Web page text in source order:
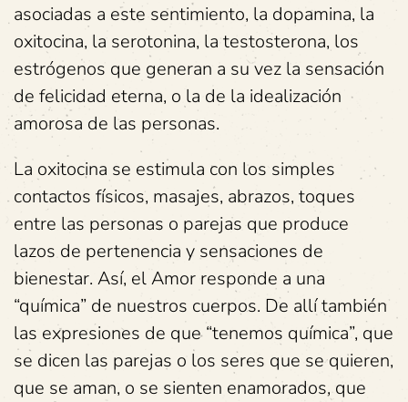
asociadas a este sentimiento, la dopamina, la
oxitocina, la serotonina, la testosterona, los
estrógenos que generan a su vez la sensación
de felicidad eterna, o la de la idealización
amorosa de las personas.
La oxitocina se estimula con los simples
contactos físicos, masajes, abrazos, toques
entre las personas o parejas que produce
lazos de pertenencia y sensaciones de
bienestar. Así, el Amor responde a una
“química” de nuestros cuerpos. De allí también
las expresiones de que “tenemos química”, que
se dicen las parejas o los seres que se quieren,
que se aman, o se sienten enamorados, que